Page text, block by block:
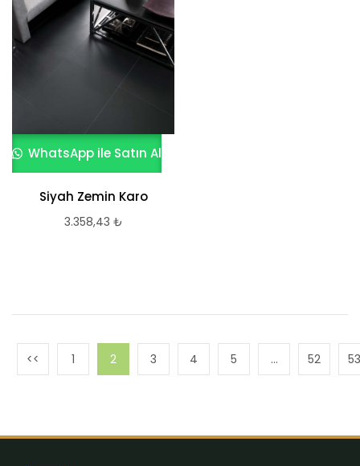
WhatsApp ile Satın Al
Siyah Zemin Karo
3.358,43 ₺
1 2 3 4 5 … 52 53